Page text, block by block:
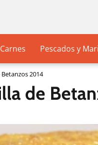
Carnes Pescados y
2014
de